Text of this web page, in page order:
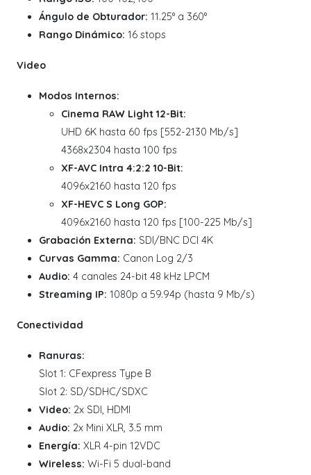
Ángulo de Obturador: 11.25° a 360°
Rango Dinámico: 16 stops
Video
Modos Internos:
Cinema RAW Light 12-Bit:
UHD 6K hasta 60 fps [552-2130 Mb/s]
4368x2304 hasta 100 fps
XF-AVC Intra 4:2:2 10-Bit:
4096x2160 hasta 120 fps
XF-HEVC S Long GOP:
4096x2160 hasta 120 fps [100-225 Mb/s]
Grabación Externa: SDI/BNC DCI 4K
Curvas Gamma: Canon Log 2/3
Audio: 4 canales 24-bit 48 kHz LPCM
Streaming IP: 1080p a 59.94p (hasta 9 Mb/s)
Conectividad
Ranuras:
Slot 1: CFexpress Type B
Slot 2: SD/SDHC/SDXC
Video: 2x SDI, HDMI
Audio: 2x Mini XLR, 3.5 mm
Energía: XLR 4-pin 12VDC
Wireless: Wi-Fi 5 dual-band